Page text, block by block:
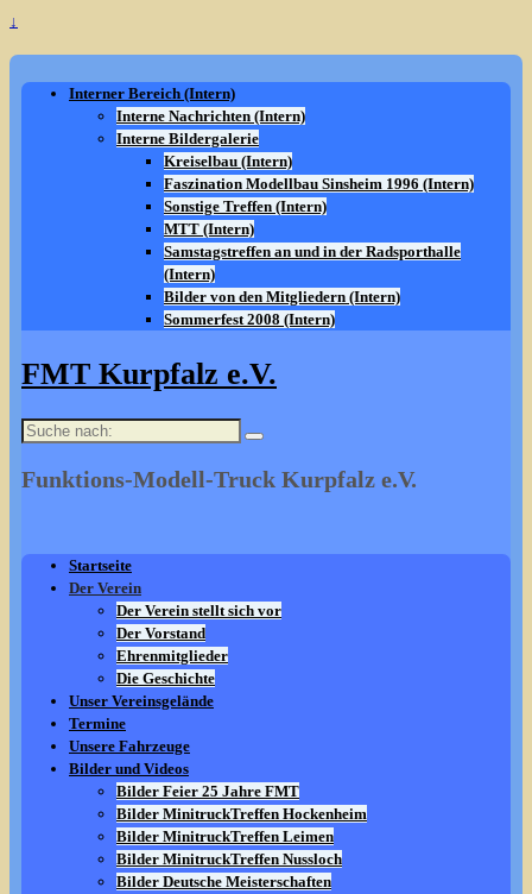
↓
Interner Bereich (Intern)
Interne Nachrichten (Intern)
Interne Bildergalerie
Kreiselbau (Intern)
Faszination Modellbau Sinsheim 1996 (Intern)
Sonstige Treffen (Intern)
MTT (Intern)
Samstagstreffen an und in der Radsporthalle
(Intern)
Bilder von den Mitgliedern (Intern)
Sommerfest 2008 (Intern)
FMT Kurpfalz e.V.
Suche
Funktions-Modell-Truck Kurpfalz e.V.
Startseite
Der Verein
Der Verein stellt sich vor
Der Vorstand
Ehrenmitglieder
Die Geschichte
Unser Vereinsgelände
Termine
Unsere Fahrzeuge
Bilder und Videos
Bilder Feier 25 Jahre FMT
Bilder MinitruckTreffen Hockenheim
Bilder MinitruckTreffen Leimen
Bilder MinitruckTreffen Nussloch
Bilder Deutsche Meisterschaften